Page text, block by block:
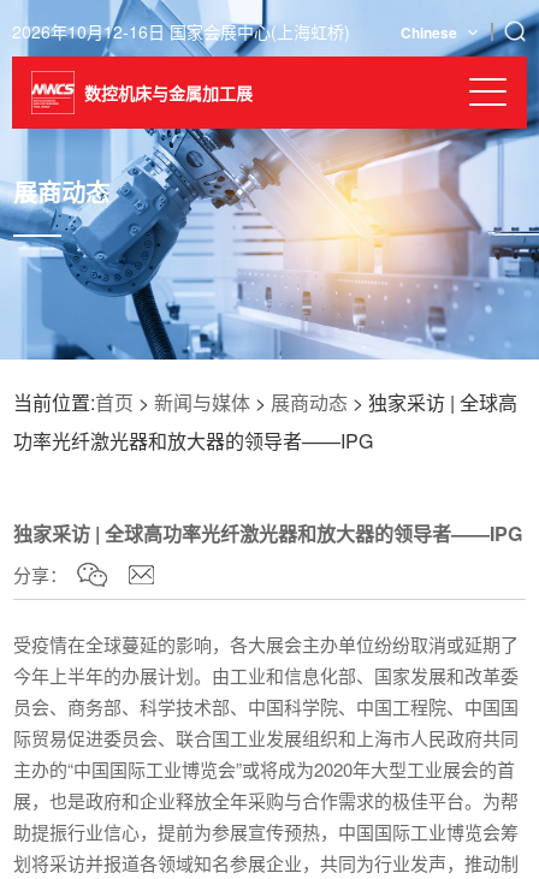
2026年10月12-16日 国家会展中心(上海虹桥) Chinese
数控机床与金属加工展
展商动态
当前位置:首页 >新闻与媒体 > 展商动态 > 独家采访 | 全球高
功率光纤激光器和放大器的领导者——IPG
独家采访 | 全球高功率光纤激光器和放大器的领导者——IPG
分享：
受疫情在全球蔓延的影响，各大展会主办单位纷纷取消或延期了
今年上半年的办展计划。由工业和信息化部、国家发展和改革委
员会、商务部、科学技术部、中国科学院、中国工程院、中国国
际贸易促进委员会、联合国工业发展组织和上海市人民政府共同
主办的“中国国际工业博览会”或将成为2020年大型工业展会的首
展，也是政府和企业释放全年采购与合作需求的极佳平台。为帮
助提振行业信心，提前为参展宣传预热，中国国际工业博览会筹
划将采访并报道各领域知名参展企业，共同为行业发声，推动制